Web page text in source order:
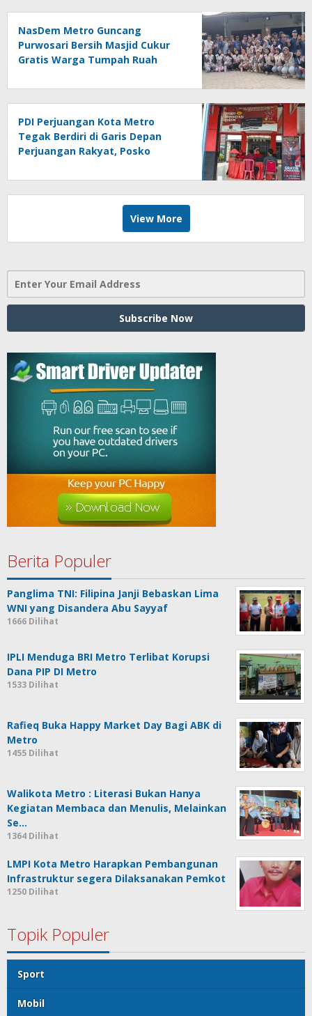
NasDem Metro Guncang
Purwosari Bersih Masjid Cukur
Gratis Warga Tumpah Ruah
PDI Perjuangan Kota Metro
Tegak Berdiri di Garis Depan
Perjuangan Rakyat, Posko
Jumat, BBHAR Siap Dibentuk
View More
Berita Populer
Panglima TNI: Filipina Janji Bebaskan Lima
WNI yang Disandera Abu Sayyaf
1666 Dilihat
IPLI Menduga BRI Metro Terlibat Korupsi
Dana PIP DI Metro
1533 Dilihat
Rafieq Buka Happy Market Day Bagi ABK di
Metro
1455 Dilihat
Walikota Metro : Literasi Bukan Hanya
Kegiatan Membaca dan Menulis, Melainkan
Se…
1364 Dilihat
LMPI Kota Metro Harapkan Pembangunan
Infrastruktur segera Dilaksanakan Pemkot
1250 Dilihat
Topik Populer
Sport
Mobil